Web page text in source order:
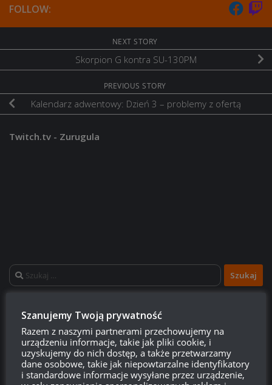
FOLLOW:
NEXT STORY
Skorpion G kontra SU-130PM
PREVIOUS STORY
Kalendarz adwentowy: Dzień 3 – problemy z ofertą
Twitch.tv - Zurugula
Szukaj:
LOGOWANIE
Zarejestruj się
Zaloguj się
Szanujemy Twoją prywatność
Razem z naszymi partnerami przechowujemy na
urządzeniu informacje, takie jak pliki cookie, i
uzyskujemy do nich dostęp, a także przetwarzamy
dane osobowe, takie jak niepowtarzalne identyfikatory
i standardowe informacje wysyłane przez urządzenie,